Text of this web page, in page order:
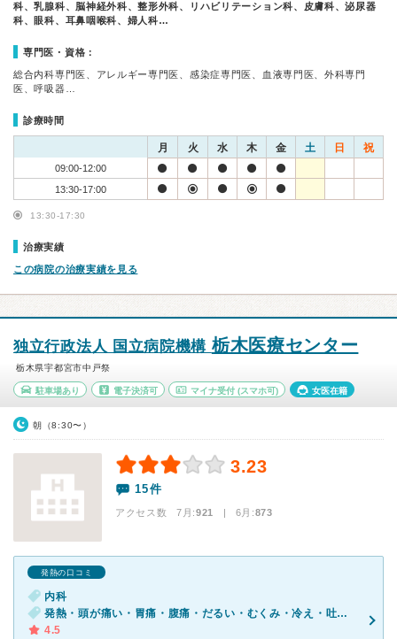
科、乳腺科、脳神経外科、整形外科、リハビリテーション科、皮膚科、泌尿器
科、眼科、耳鼻咽喉科、婦人科…
専門医・資格：
総合内科専門医、アレルギー専門医、感染症専門医、血液専門医、外科専門
医、呼吸器…
診療時間
月 火 水 木 金 土 日 祝
09:00-12:00
13:30-17:00
13:30-17:30
治療実績
この病院の治療実績を見る
独立行政法人 国立病院機構 栃木医療センター
栃木県宇都宮市中戸祭
駐車場あり 電子決済可 マイナ受付 (スマホ可) 女医在籍
朝（8:30〜）
3.23
15件
アクセス数 7月:921 | 6月:873
発熱の口コミ
内科
発熱・頭が痛い・胃痛・腹痛・だるい・むくみ・冷え・吐き気・嘔吐・食欲不振・体調不良・便秘
4.5